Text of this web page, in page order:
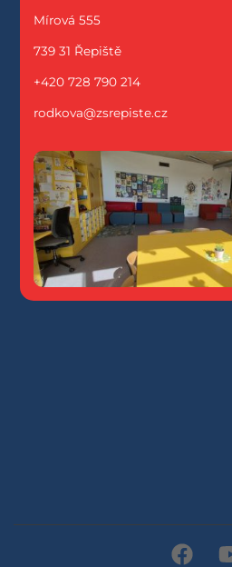
Mírová 555
739 31 Řepiště
+420 728 790 214
rodkova@zsrepiste.cz